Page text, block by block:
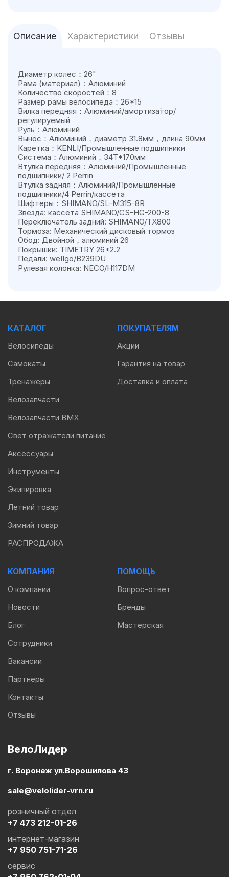
Описание Характеристики Отзывы
Диаметр колес：26"
Рама (материал)：Алюминий
Количество скоростей：8
Размер рамы велосипеда：26*15
Вилка передняя：Алюминий/амортиза́тор/
регулируемый
Руль：Алюминий
Вынос：Алюминий，диаметр 31.8мм，длина 90мм
Каретка：KENLI/Промышленные подшипники
Система：Алюминий，34T*170мм
Втулка передняя：Алюминий/Промышленные
подшипники/ 2 Perrin
Втулка задняя：Алюминий/Промышленные
подшипники/4 Perrin/кассета
Шифтеры：SHIMANO/SL-M315-8R
Звезда: кассета SHIMANO/CS-HG-200-8
Переключатель задний: SHIMANO/TX800
Тормоза: Механический дисковый тормоз
Обод: Двойной，алюминий 26
Покрышки: TIMETRY 26*2.2
Педали: weIIgo/B239DU
Рулевая колонка: NECO/H117DM
ВелоЛидер
г. Воронеж ул.Ворошилова 43
sale@velolider-vrn.ru
+7 473 212-01-26
розничный отдел
+7 950 751-71-26
интернет-магазин
сервис
КАТАЛОГ
Велосипеды
Самокаты
Тренажеры
Велозапчасти
Велозапчасти BMX
Свет отражатели питание
Аксессуары
Инструменты
Экипировка
Летний товар
Зимний товар
РАСПРОДАЖА
ПОКУПАТЕЛЯМ
Акции
Гарантия на товар
Доставка и оплата
КОМПАНИЯ
О компании
Новости
Блог
Сотрудники
Вакансии
Партнеры
Контакты
Отзывы
ПОМОЩЬ
Вопрос-ответ
Бренды
Мастерская